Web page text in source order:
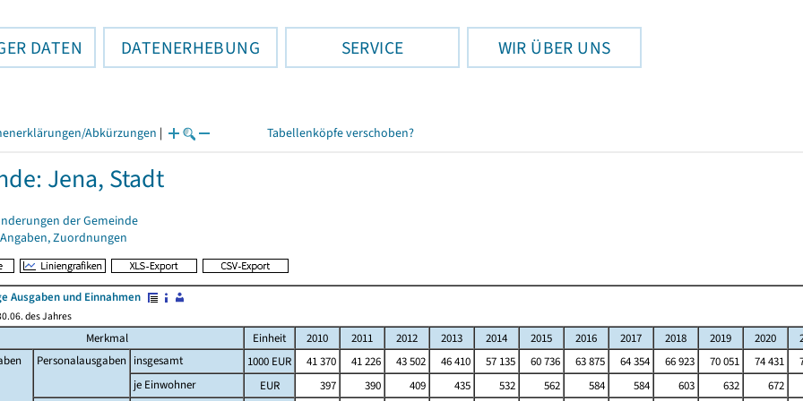
DATEN DATENERHEBUNG SERVICE WIR ÜBER UNS
Abkürzungen | Tabellenköpfe verschoben?
Jena, Stadt
der Gemeinde
Zuordnungen
Ausgaben und Einnahmen
des Jahres
Merkmal Einheit 2010 2011 2012 2013 2014 2015 2016 2017 2018 2019 2020
Personalausgaben insgesamt 1000 EUR 41 370 41 226 43 502 46 410 57 135 60 736 63 875 64 354 66 923 70 051 74 431
je Einwohner
EUR 397 390 409 435 532 562 584 584 603 632
672